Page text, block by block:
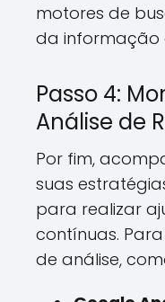
motores de
da informação
Passo 4:
Análise de
Por fim,
suas
para realizar
contínuas.
de análise,